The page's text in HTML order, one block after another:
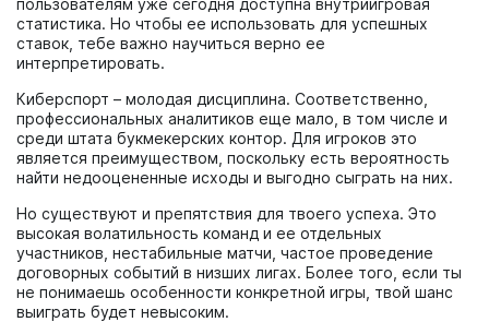
пользователям уже сегодня доступна внутриигровая
статистика. Но чтобы ее использовать для успешных
ставок, тебе важно научиться верно ее
интерпретировать.
Киберспорт – молодая дисциплина. Соответственно,
профессиональных аналитиков еще мало, в том числе и
среди штата букмекерских контор. Для игроков это
является преимуществом, поскольку есть вероятность
найти недооцененные исходы и выгодно сыграть на них.
Но существуют и препятствия для твоего успеха. Это
высокая волатильность команд и ее отдельных
участников, нестабильные матчи, частое проведение
договорных событий в низших лигах. Более того, если ты
не понимаешь особенности конкретной игры, твой шанс
выиграть будет невысоким.